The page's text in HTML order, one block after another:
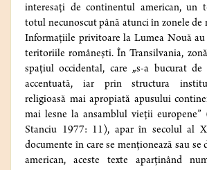
interesați de continentul american, un
totul necunoscut până atunci în zonele de
Informațiile privitoare la Lumea Nouă
teritoriile românești. În Transilvania,
spațiul occidental, care „s-a bucurat
accentuată, iar prin structura
religioasă mai apropiată apusului
mai lesne la ansamblul vieții europene”
Stanciu 1977: 11), apar în secolul al
documente în care se menționează sau se
american, aceste texte aparținând